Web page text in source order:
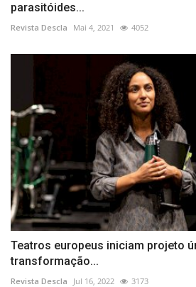
parasitóides...
Revista Descla Mai 4, 2021 4052
Teatros europeus iniciam projeto
transformação...
Revista Descla Jul 16, 2022 3173